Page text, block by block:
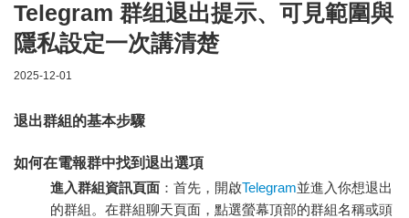
Telegram 群组退出提示、可見範圍與
隱私設定一次講清楚
2025-12-01
退出群組的基本步驟
如何在電報群中找到退出選項
進入群組資訊頁面 ：首先，開啟Telegram並進入你想退出
的群組。在群組聊天頁面，點選螢幕頂部的群組名稱或頭